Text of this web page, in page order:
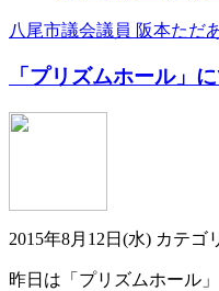
八尾市議会議員 阪本ただ
「プリズムホール」
2015年8月12日(水) カテゴ
昨日は「プリズムホール